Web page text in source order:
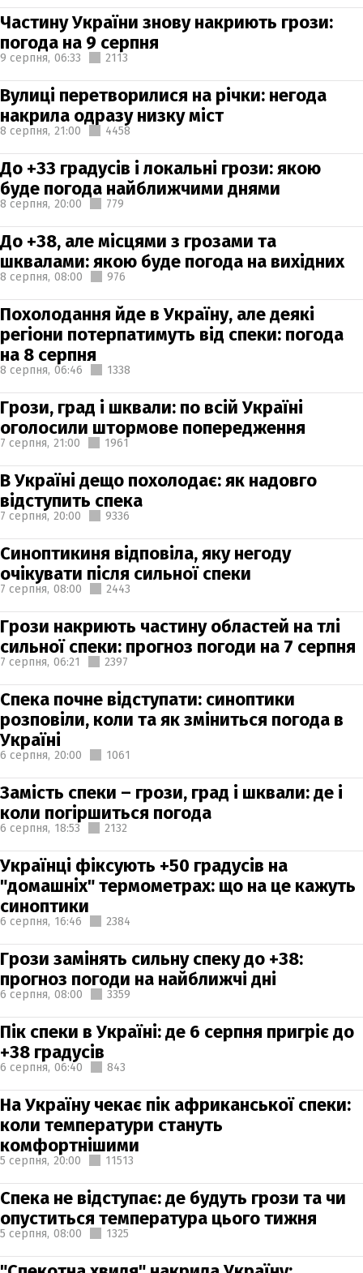
Частину України знову накриють грози:
погода на 9 серпня
9 серпня, 06:33 2113
Вулиці перетворилися на річки: негода
накрила одразу низку міст
8 серпня, 21:00 4458
До +33 градусів і локальні грози: якою
буде погода найближчими днями
8 серпня, 20:00 779
До +38, але місцями з грозами та
шквалами: якою буде погода на вихідних
8 серпня, 08:00 976
Похолодання йде в Україну, але деякі
регіони потерпатимуть від спеки: погода
на 8 серпня
8 серпня, 06:46 1338
Грози, град і шквали: по всій Україні
оголосили штормове попередження
7 серпня, 21:00 1961
В Україні дещо похолодає: як надовго
відступить спека
7 серпня, 20:00 9336
Синоптикиня відповіла, яку негоду
очікувати після сильної спеки
7 серпня, 08:00 2443
Грози накриють частину областей на тлі
сильної спеки: прогноз погоди на 7 серпня
7 серпня, 06:21 2397
Спека почне відступати: синоптики
розповіли, коли та як зміниться погода в
Україні
6 серпня, 20:00 1061
Замість спеки – грози, град і шквали: де і
коли погіршиться погода
6 серпня, 18:53 2132
Українці фіксують +50 градусів на
"домашніх" термометрах: що на це кажуть
синоптики
6 серпня, 16:46 2384
Грози замінять сильну спеку до +38:
прогноз погоди на найближчі дні
6 серпня, 08:00 3359
Пік спеки в Україні: де 6 серпня пригріє до
+38 градусів
6 серпня, 06:40 843
На Україну чекає пік африканської спеки:
коли температури стануть
комфортнішими
5 серпня, 20:00 11513
Спека не відступає: де будуть грози та чи
опуститься температура цього тижня
5 серпня, 08:00 1325